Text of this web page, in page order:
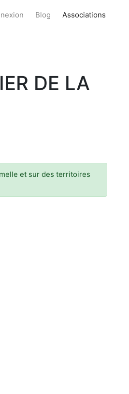
Blog Associations
DE LA
et sur des territoires